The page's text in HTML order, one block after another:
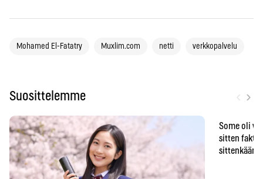
Mohamed El-Fatatry Muxlim.com netti verkkopalvelu
Suosittelemme ›
Some oli
sitten
sittenkään